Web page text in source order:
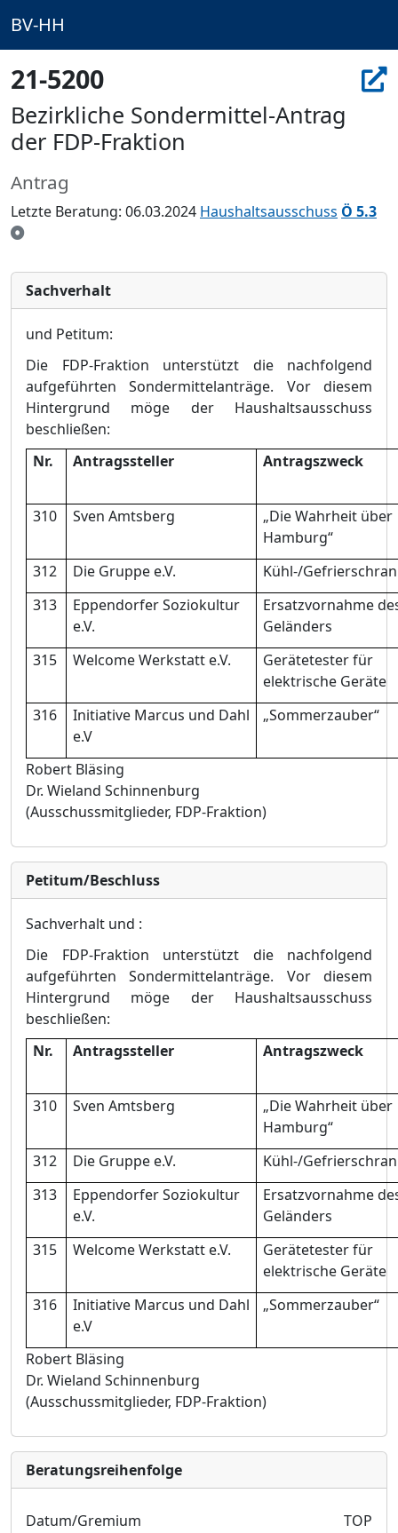
BV-HH
21-5200
Bezirkliche Sondermittel-Antrag
der FDP-Fraktion
Antrag
Letzte Beratung: 06.03.2024 Haushaltsausschuss Ö 5.3
Sachverhalt
und Petitum:
Die FDP-Fraktion unterstützt die nachfolgend
aufgeführten Sondermittelanträge.
Vor diesem
Hintergrund möge der Haushaltsausschuss
beschließen:
Nr.
Antragssteller Antragszweck
310 Sven Amtsberg „Die Wahrheit über
Hamburg“
312
Die Gruppe e.V. Kühl-/
313
Eppendorfer Soziokultur
e.V.
Ersatzvornahme
Geländers
315
Welcome Werkstatt e.V. Gerätetester für
elektrische Geräte
316
Initiative Marcus und Dahl
e.V
„Sommerzauber“
Robert Bläsing
Dr. Wieland Schinnenburg
(Ausschussmitglieder, FDP-Fraktion)
Petitum/Beschluss
Sachverhalt und :
Die FDP-Fraktion unterstützt die nachfolgend
aufgeführten Sondermittelanträge.
Vor diesem
Hintergrund möge der Haushaltsausschuss
beschließen:
Nr.
Antragssteller Antragszweck
310 Sven Amtsberg „Die Wahrheit über
Hamburg“
312
Die Gruppe e.V. Kühl-/
313
Eppendorfer Soziokultur
e.V.
Ersatzvornahme
Geländers
315
Welcome Werkstatt e.V. Gerätetester für
elektrische Geräte
316
Initiative Marcus und Dahl
e.V
„Sommerzauber“
Robert Bläsing
Dr. Wieland Schinnenburg
(Ausschussmitglieder, FDP-Fraktion)
Bera­tungs­reihen­folge
Datum/Gremium
TOP